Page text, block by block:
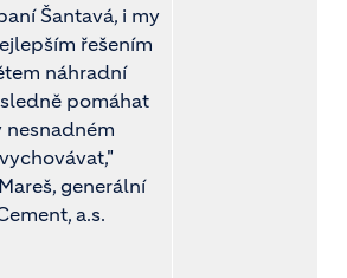
Šantavá, i my
řešením
náhradní
pomáhat
generální
a.s.